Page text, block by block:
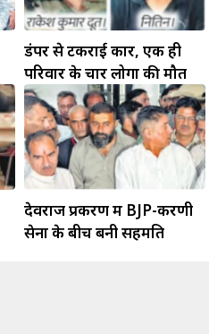
डंपर से टकराई कार, एक ही
परिवार के चार लोगों की मौत
देवराज प्रकरण में BJP-करणी
सेना के बीच बनी सहमति